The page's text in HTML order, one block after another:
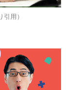
用）